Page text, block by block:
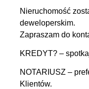
Nieruchomość
deweloperskim.
Zapraszam do
KREDYT? –
NOTARIUSZ –
Klientów.